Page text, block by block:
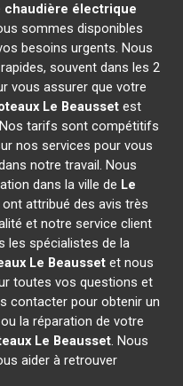
chaudière électrique
sommes disponibles
besoins urgents. Nous
souvent dans les 2
vous assurer que votre
Le Beaussetest
tarifs sont compétitifs
nos services pour vous
notre travail. Nous
dans la ville de Le
attribué des avis très
et notre service client
les spécialistes de la
Le Beausset et nous
toutes vos questions et
contacter pour obtenir un
la réparation de votre
Le Beausset. Nous
aider à retrouver